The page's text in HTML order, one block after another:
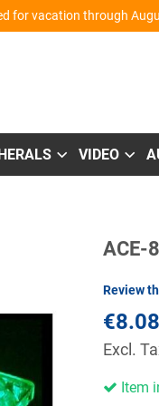
for vacation through
VIDEO
ACE-
Review
€8.08
Item
Skip
beginning
images
gallery